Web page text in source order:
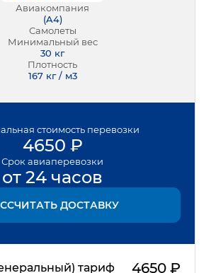
Авиакомпания
(A4)
Самолеты
Минимальный вес
30 кг
Плотность
167 кг / м3
стоимость перевозки
4650 ₽
Срок авиаперевозки
от 24 часов
ДОСТАВКУ
тариф 4650₽